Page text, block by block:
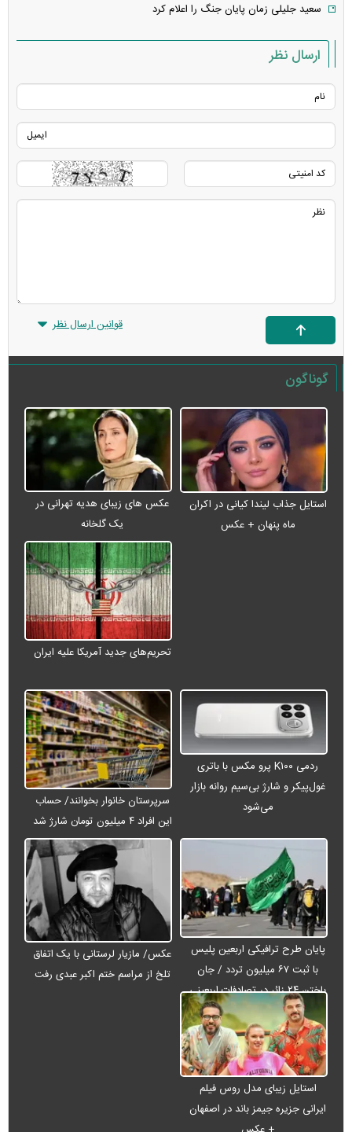
سعید جلیلی زمان پایان جنگ را اعلام کرد
ارسال نظر
قوانین ارسال نظر
گوناگون
استایل جذاب لیندا کیانی در اکران
ماه پنهان + عکس
عکس های زیبای هدیه تهرانی در
یک گلخانه
تحریم‌های جدید آمریکا علیه ایران
ردمی K۱۰۰ پرو مکس با باتری
غول‌پیکر و شارژ بی‌سیم روانه بازار
می‌شود
سرپرستان خانوار بخوانند/ حساب
این افراد ۴ میلیون تومان شارژ شد
پایان طرح ترافیکی اربعین پلیس
با ثبت ۶۷ میلیون تردد / جان
باختن ۲۴ زائر در تصادفات اربعینی
عکس/ مازیار لرستانی با یک اتفاق
تلخ از مراسم ختم اکبر عبدی رفت
استایل زیبای مدل روس فیلم
ایرانی جزیره جیمز باند در اصفهان